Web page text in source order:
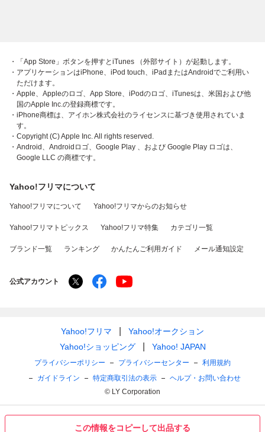
この情報をコピーして出品する
・「App Store」ボタンを押すとiTunes （外部サイト）が起動します。
・アプリケーションはiPhone、iPod touch、iPadまたはAndroidでご利用い
ただけます。
・Apple、Appleのロゴ、App Store、iPodのロゴ、iTunesは、米国および他
国のApple Inc.の登録商標です。
・iPhone商標は、アイホン株式会社のライセンスに基づき使用されていま
す。
・Copyright (C) Apple Inc. All rights reserved.
・Android、Androidロゴ、Google Play 、および Google Play ロゴは、
Google LLC の商標です。
Yahoo!フリマについて
Yahoo!フリマについて Yahoo!フリマからのお知らせ
Yahoo!フリマトピックス Yahoo!フリマ特集 カテゴリ一覧
ブランド一覧 ランキング かんたんご利用ガイド メール通知設定
公式アカウント
Yahoo!フリマ
Yahoo!オークション
Yahoo!ショッピング
Yahoo! JAPAN
プライバシーポリシー プライバシーセンター
利用規約
ガイドライン
特定商取引法の表示
ヘルプ・お問い合わせ
© LY Corporation